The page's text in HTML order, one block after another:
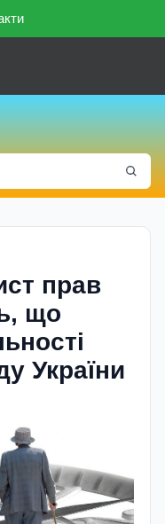
прав
що
України